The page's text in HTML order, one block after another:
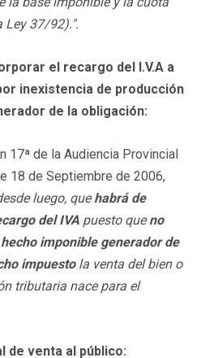
Ley 37/92).".
el recargo del I.V.A a
inexistencia de producción
de la obligación:
17ª de la Audiencia Provincial
18 de Septiembre de 2006,
luego, quehabrá de
del IVA puesto queno
imponible generador de
impuestola venta del bien o
tributaria nace para el
de venta al público: